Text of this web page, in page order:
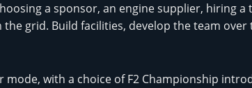
a sponsor, an engine supplier, hiring a
grid. Build facilities, develop the team over
mode, with a choice of F2 Championship